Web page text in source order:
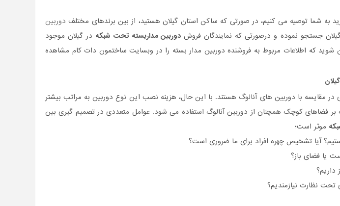
به شما توصیه می کنیم، در صورتی که ساکن استان گیلان هستید، از بین برندهای مختلف دوربین
جستجو نموده و درصورتی که نمایندگان فروشدوربین مداربسته تحت شبکه در گیلان موجود
شوید که اطلاعات مربوط به فروشنده دوربین مدار بسته را در وبسایت ساختمون دات کام مشاهده
مقایسه با دوربین های آنالوگ هستند. با این حال، هزینه نصب این نوع دوربین به مراتب بیشتر
بر فضاهای کوچک همچنان از دوربین آنالوگ استفاده می شود. عوامل متعددی در تصمیم گیری بین
موثر است؛
آیا تشخیص چهره افراد برای ما ضروری است؟
یا فضای باز؟
نظارت نیازمندیم؟